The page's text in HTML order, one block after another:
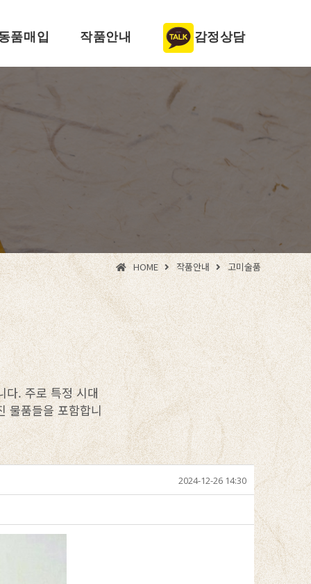
품매입 작품안내 감정상담
HOME 작품안내 고미술품
다. 주로 특정 시대
물품들을 포함합니
2024-12-26 14:30